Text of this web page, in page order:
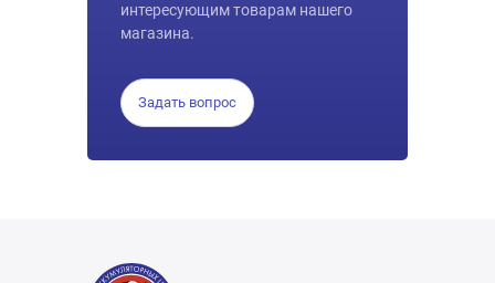
интересующим товарам нашего
магазина.
Задать вопрос